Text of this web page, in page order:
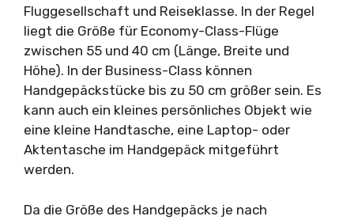
Fluggesellschaft und Reiseklasse. In der Regel
liegt die Größe für Economy-Class-Flüge
zwischen 55 und 40 cm (Länge, Breite und
Höhe). In der Business-Class können
Handgepäckstücke bis zu 50 cm größer sein. Es
kann auch ein kleines persönliches Objekt wie
eine kleine Handtasche, eine Laptop- oder
Aktentasche im Handgepäck mitgeführt
werden.
Da die Größe des Handgepäcks je nach